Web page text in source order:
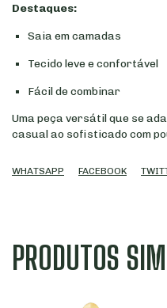
Destaques:
Saia em camadas
Tecido leve e confortável
Fácil de combinar
Uma peça versátil que se
casual ao sofisticado com
WHATSAPP FACEBOOK
PRODUTOS